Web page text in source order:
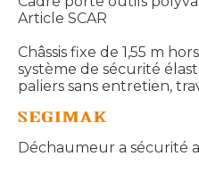
Article SCAR
Châssis fixe de 1,55 m
système de sécurité
paliers sans entretien,
Déchaumeur a sécurité a